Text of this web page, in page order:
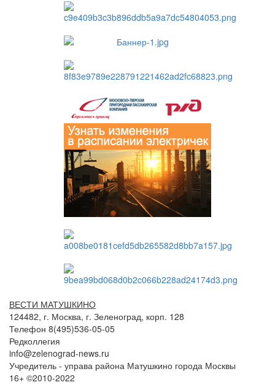
ВЕСТИ МАТУШКИНО
124482, г. Москва, г. Зеленоград, корп. 128
Телефон 8(495)536-05-05
Редколлегия
info@zelenograd-news.ru
Учредитель - управа района Матушкино города Москвы
16+ ©2010-2022